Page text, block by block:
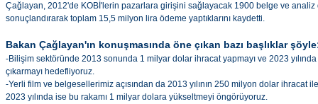
Çağlayan, 2012'de KOBİ'lerin pazarlara girişini sağlayacak 1900 belge ve analiz
sonuçlandırarak toplam 15,5 milyon lira ödeme yaptıklarını kaydetti.
Bakan Çağlayan'ın konuşmasında öne çıkan bazı başlıklar
-Bilişim sektöründe 2013 sonunda 1 milyar dolar ihracat yapmayı ve 2023
çıkarmayı hedefliyoruz.
-Yerli film ve belgesellerimiz açısından da 2013 yılının 250 milyon dolar ihracat
2023 yılında ise bu rakamı 1 milyar dolara yükseltmeyi öngörüyoruz.